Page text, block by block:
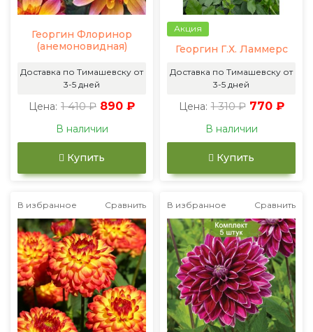
Георгин Флоринор
(анемоновидная)
Доставка по Тимашевску от
3-5 дней
Цена: 1 410 ₽ 890 ₽
В наличии
Купить
Акция
Георгин Г.Х. Ламмерс
Доставка по Тимашевску от
3-5 дней
Цена: 1 310 ₽ 770 ₽
В наличии
Купить
В избранное Сравнить В избранное Сравнить